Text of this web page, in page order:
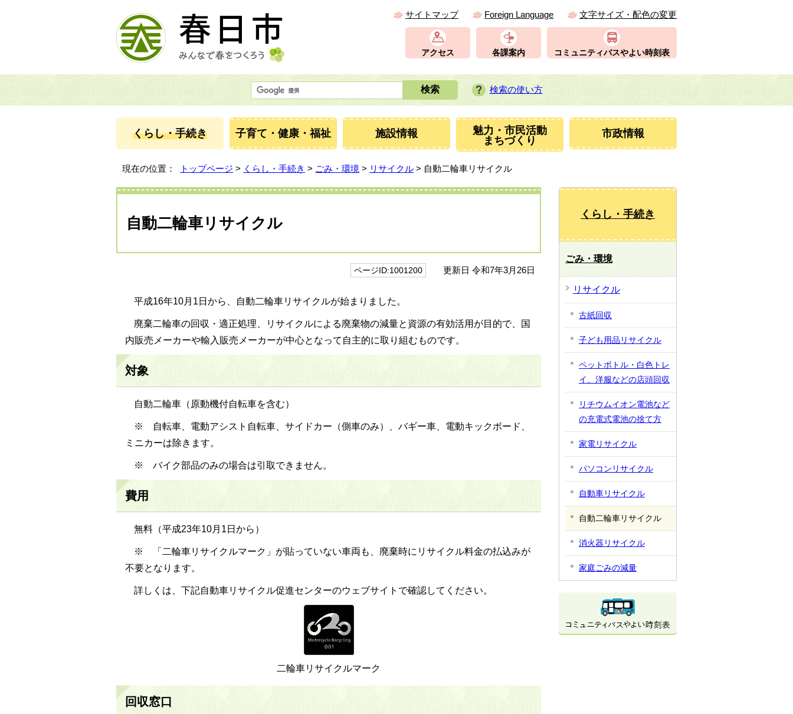
サイトマップ Foreign Language 文字サイズ・配色の変更
アクセス 各課案内 コミュニティバスやよい時刻表
検索の使い方
くらし・手続き 子育て・健康・福祉 施設情報
魅力・市民活動
まちづくり
市政情報
現在の位置： トップページ > くらし・手続き > ごみ・環境 > リサイクル > 自動二輪車リサイクル
自動二輪車リサイクル
ページID:1001200 更新日 令和7年3月26日
平成16年10月1日から、自動二輪車リサイクルが始まりました。
廃棄二輪車の回収・適正処理、リサイクルによる廃棄物の減量と資源の有効活用が目的で、国
内販売メーカーや輸入販売メーカーが中心となって自主的に取り組むものです。
対象
自動二輪車（原動機付自転車を含む）
※ 自転車、電動アシスト自転車、サイドカー（側車のみ）、バギー車、電動キックボード、
ミニカーは除きます。
※ バイク部品のみの場合は引取できません。
費用
無料（平成23年10月1日から）
※ 「二輪車リサイクルマーク」が貼っていない車両も、廃棄時にリサイクル料金の払込みが
不要となります。
詳しくは、下記自動車リサイクル促進センターのウェブサイトで確認してください。
二輪車リサイクルマーク
回収窓口
くらし・手続き
ごみ・環境
リサイクル
古紙回収
子ども用品リサイクル
ペットボトル・白色トレ
イ、洋服などの店頭回収
リチウムイオン電池など
の充電式電池の捨て方
家電リサイクル
パソコンリサイクル
自動車リサイクル
自動二輪車リサイクル
消火器リサイクル
家庭ごみの減量